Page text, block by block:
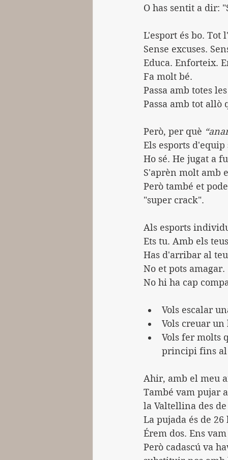
O has sentit a dir:
L'esport és bo. Tot
Sense excuses.
Educa. Enforteix.
Fa molt bé.
Passa amb totes
Passa amb tot allò
Però, per què
Els esports
Ho sé. He jugat a
S'aprèn molt amb
Però també et
"super crack".
Als esports
Ets tu. Amb els
Has d'arribar al
No et pots amagar.
No hi ha cap
Vols escalar
Vols creuar
Vols fer molts
principi fins al
Ahir, amb el meu
També vam pujar
la Valtellina des
La pujada és de
Érem dos. Ens
Però cadascú va